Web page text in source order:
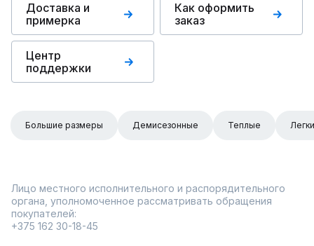
Доставка и
примерка
Как оформить
заказ
Центр
поддержки
Большие размеры Демисезонные Теплые
Лицо местного исполнительного и распорядительного
органа, уполномоченное рассматривать обращения
покупателей:
+375 162 30-18-45